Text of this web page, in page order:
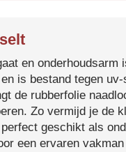
en onderhoudsarm
is bestand tegen
de rubberfolie
Zo vermijd je de
geschikt als
een ervaren